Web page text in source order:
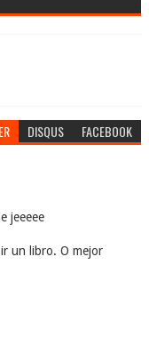
DISQUS FACEBOOK
jeeeee
un libro. O mejor